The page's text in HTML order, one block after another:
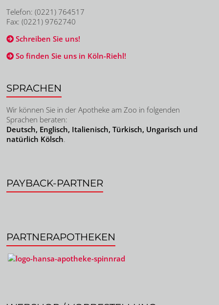
Telefon: (0221) 764517
Fax: (0221) 9762740
Schreiben Sie uns!
So finden Sie uns in Köln-Riehl!
SPRACHEN
Wir können Sie in der Apotheke am Zoo in folgenden
Sprachen beraten:
Deutsch, Englisch, Italienisch, Türkisch, Ungarisch und
natürlich Kölsch.
PAYBACK-PARTNER
PARTNERAPOTHEKEN